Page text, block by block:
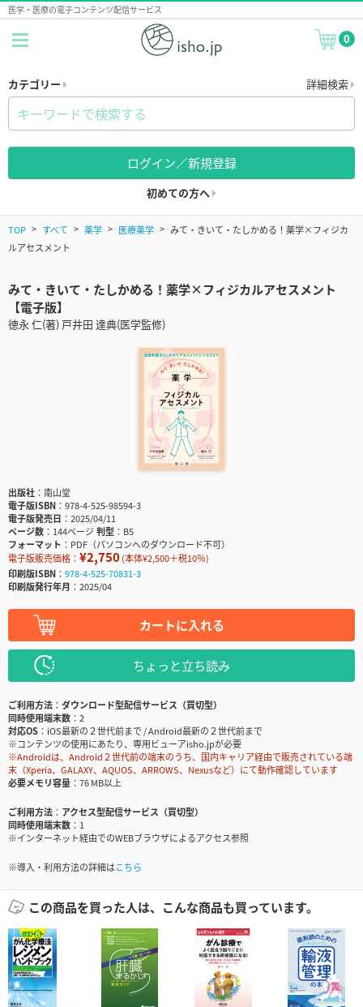
医学・医療の電子コンテンツ配信サービス
0
カテゴリー 詳細検索
ログイン／新規登録
初めての方へ
TOP すべて 薬学 医療薬学
みて・きいて・たしかめる！薬学×フィジカ
ルアセスメント
みて・きいて・たしかめる！薬学×フィジカルアセスメント
【電子版】
徳永 仁(著) 戸井田 達典(医学監修)
出版社
南山堂
電子版ISBN
978-4-525-98594-3
電子版発売日
2025/04/11
ページ数
144ページ判型
B5
フォーマット
PDF（パソコンへのダウンロード不可）
電子版販売価格： ¥2,750(本体¥2,500＋税10％)
印刷版ISBN
978-4-525-70831-3
印刷版発行年月
2025/04
カートに入れる
ちょっと立ち読み
ご利用方法
ダウンロード型配信サービス（買切型）
同時使用端末数
2
対応OS
iOS最新の２世代前まで / Android最新の２世代前まで
※コンテンツの使用にあたり、専用ビューアisho.jpが必要
※Androidは、Android２世代前の端末のうち、国内キャリア経由で販売されている端
末（Xperia、GALAXY、AQUOS、ARROWS、Nexusなど）にて動作確認しています
必要メモリ容量
76 MB以上
ご利用方法
アクセス型配信サービス（買切型）
同時使用端末数
1
※インターネット経由でのWEBブラウザによるアクセス参照
※導入・利用方法の詳細はこちら
この商品を買った人は、こんな商品も買っています。